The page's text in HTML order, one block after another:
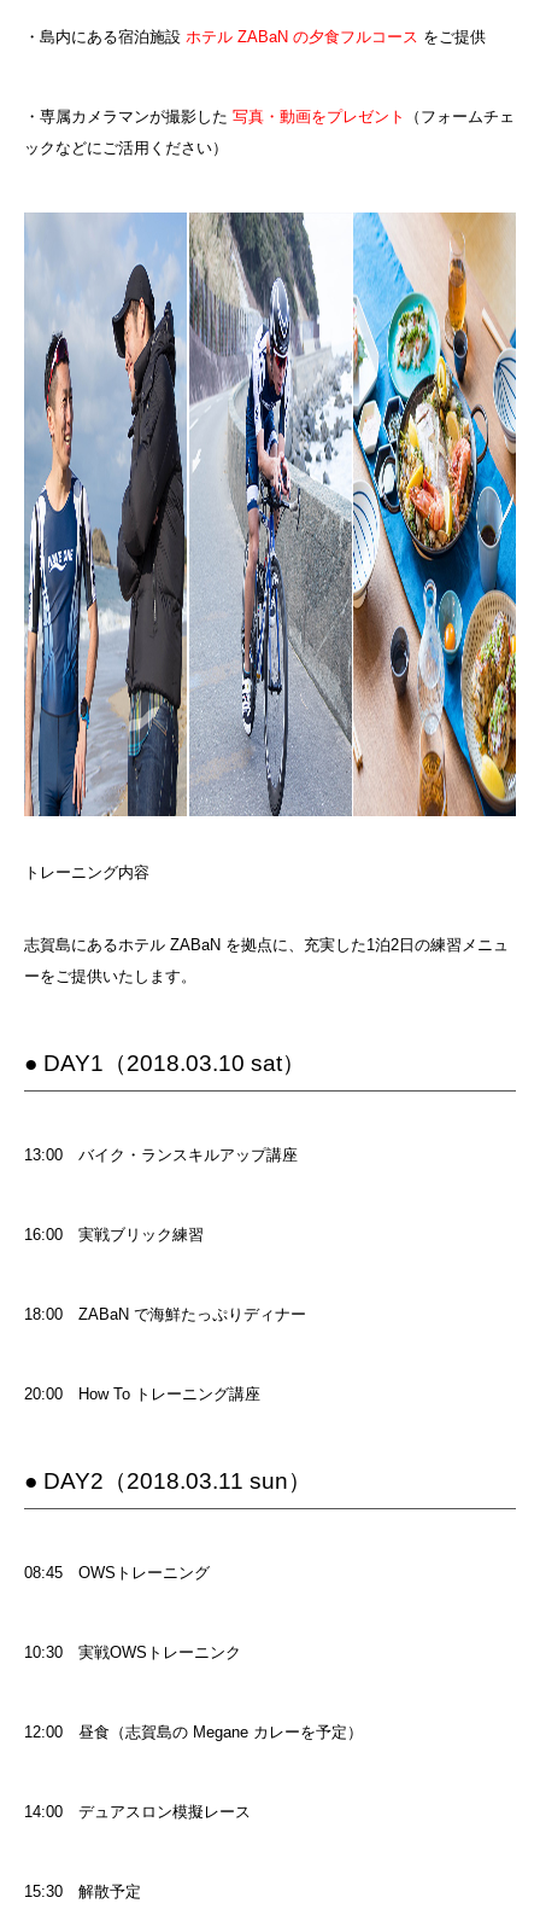
・島内にある宿泊施設 ホテル ZABaN の夕食フルコース をご提供
・専属カメラマンが撮影した 写真・動画をプレゼント
（フォームチェ
ックなどにご活用ください）
トレーニング内容
志賀島にあるホテル ZABaN を拠点に、充実した1泊2日の練習メニュ
ーをご提供いたします。
● DAY1（2018.03.10 sat）
13:00 バイク・ランスキルアップ講座
16:00 実戦ブリック練習
18:00 ZABaN で海鮮たっぷりディナー
20:00 How To トレーニング講座
● DAY2（2018.03.11 sun）
08:45 OWSトレーニング
10:30 実戦OWSトレーニンク
12:00 昼食（志賀島の Megane カレーを予定）
14:00 デュアスロン模擬レース
15:30 解散予定